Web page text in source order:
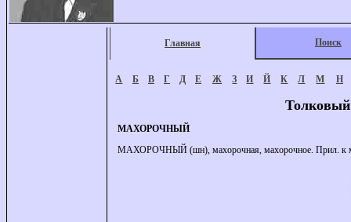
Главная Поиск
А Б В Г Д Е Ж З И Й К Л М Н
МАХОРОЧНЫЙ
МАХОРОЧНЫЙ (шн), махорочная, махорочное. Прил. к